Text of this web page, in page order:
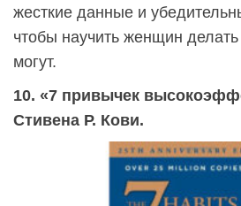
жесткие данные и
чтобы научить женщин
могут.
10. «7 привычек
Стивена Р. Кови.